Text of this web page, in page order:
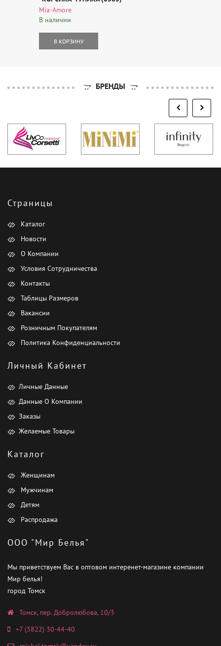
Mia-Amore
В наличии
В КОРЗИНУ
БРЕНДЫ
Страницы
Каталог
Новости
О Компании
Условия Сотрудничества
Контакты
Таблицы Размеров
Вакансии
Розничным Покупателям
Политика Конфиденциальности
Личный Кабинет
Личные Данные
Данные О Компании
Заказы
Желаемые Товары
Каталог
Женщинам
Мужчинам
Детям
Распродажа
ООО "Мир Белья"
Мы приветствуем Вас в оптовом интеренет-магазине компании
Мир белья!
город Томск
Томск, пер. Добролюбова, 10/3
+7 (3822) 30-44-40